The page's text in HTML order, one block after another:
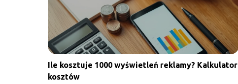
Ile kosztuje 1000 wyświetleń reklamy? Kalkulator
kosztów